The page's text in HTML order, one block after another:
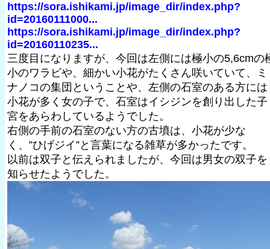
https://sora.ishikami.jp/image_dir/index.php?
id=20160111000...
https://sora.ishikami.jp/image_dir/index.php?
id=20160110235...
三度目になりますが、今回は左側には極小の5,6cmの
小のワラビや、細かい小花がたくさん咲いていて、ミ
ナノコの集団ということや、左側の石室のある方には
小花が多く女の子で、石室はイシジンを創り出した子
宮をあらわしているようでした。
右側の手前の石室のない方の古墳は、小花が少な
く、”ひげジイ”と言葉になる雑草が多かったです。
以前は双子と伝えられましたが、今回は男女の双子を
知らせたようでした。